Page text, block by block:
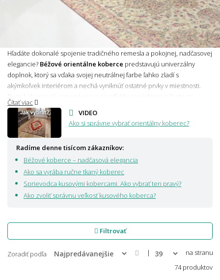
Radíme denne tisícom zákazníkov:
Béžové koberce – nadčasová elegancia
Ako sa vyrába ručne tkaný koberec
Sprievodca kusovými kobercami. Ako vybrať ten pravý?
Ako zvoliť správnu veľkosť kusového koberca?
VIDEO
Ako si správne vybrať orientálny koberec?
Hľadáte dokonalé spojenie tradičného remesla a pokojnej, nadčasovej
elegancie? Béžové orientálne koberce predstavujú univerzálny
doplnok, ktorý sa vďaka svojej neutrálnej farbe ľahko zladí s
akýmkoľvek interiérom a nechá vyniknúť ostatné prvky v miestnosti.
Tieto koberce sú cenené pre svoj sofistikovaný dizajn a často sa
vyrábajú z vlny, bavlny alebo hodvábu, čo sú
vynikajúcou odolnosťou. Doprajte svojmu domovu štýlový kúsok s
nádychom histórie, ktorý do priestoru vnesie pocit pokoja a skutočnej
noblesy.
Čítať viac
Filtrovať
Zoradiť podľa |
na stranu
74 produktov